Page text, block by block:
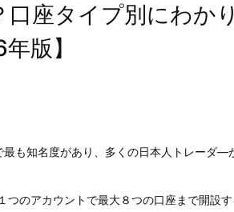
座タイプ別にわか
版】
も知名度があり、多くの日本人トレーダ―
つのアカウントで最大８つの口座まで開設す